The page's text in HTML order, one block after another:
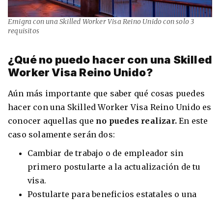
Emigra con una Skilled Worker Visa Reino Unido con solo 3
requisitos
¿Qué no puedo hacer con una Skilled
Worker Visa Reino Unido?
Aún más importante que saber qué cosas puedes
hacer con una Skilled Worker Visa Reino Unido es
conocer aquellas que no puedes realizar.En este
caso solamente serán dos:
Cambiar de trabajo o de empleador sin
primero postularte a la actualización de tu
visa.
Postularte para beneficios estatales o una